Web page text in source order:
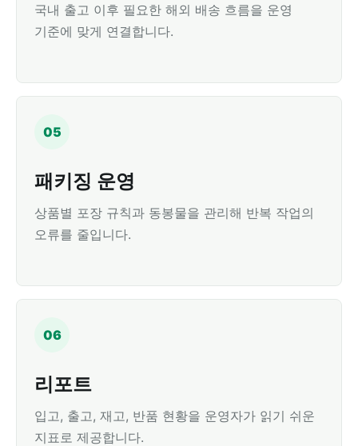
국내 출고 이후 필요한 해외 배송 흐름을 운영
기준에 맞게 연결합니다.
05
패키징 운영
상품별 포장 규칙과 동봉물을 관리해 반복 작업의
오류를 줄입니다.
06
리포트
입고, 출고, 재고, 반품 현황을 운영자가 읽기 쉬운
지표로 제공합니다.